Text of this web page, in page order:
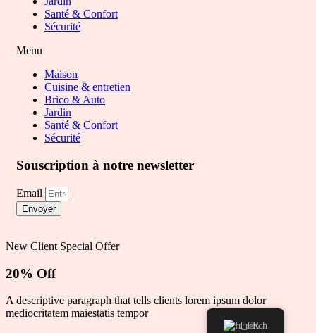
Santé & Confort
Sécurité
Menu
Maison
Cuisine & entretien
Brico & Auto
Jardin
Santé & Confort
Sécurité
Souscription à notre newsletter
Email
Envoyer
French
New Client Special Offer
20% Off
A descriptive paragraph that tells clients lorem ipsum dolor
mediocritatem maiestatis tempor